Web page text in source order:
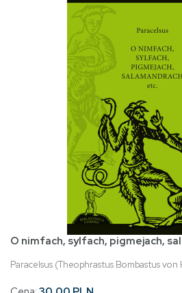
O nimfach, sylfach, pigmejach,
Paracelsus (Theophrastus Bombastus